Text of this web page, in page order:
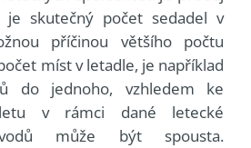
je skutečný počet sedadel v
příčinou většího počtu
míst v letadle, je například
do jednoho, vzhledem ke
v rámci dané letecké
může být spousta.